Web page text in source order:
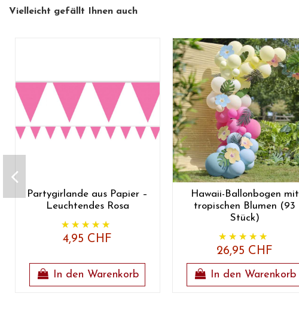
Vielleicht gefällt Ihnen auch
Partygirlande aus Papier –
Leuchtendes Rosa
4,95 CHF
In den Warenkorb
Hawaii-Ballonbogen mit
tropischen Blumen (93
Stück)
26,95 CHF
In den Warenkorb